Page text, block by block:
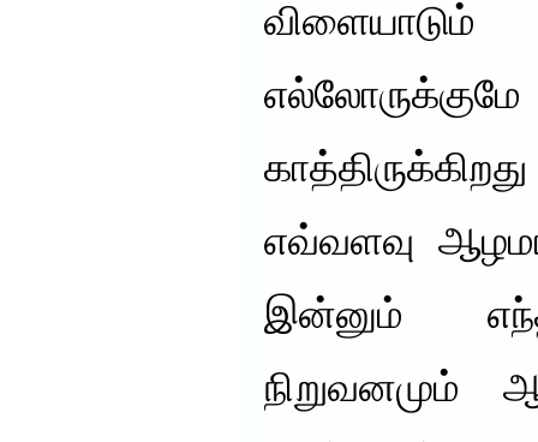
விளையாடும்
எவ்வளவு
இன்னும்
நிறுவனமும்